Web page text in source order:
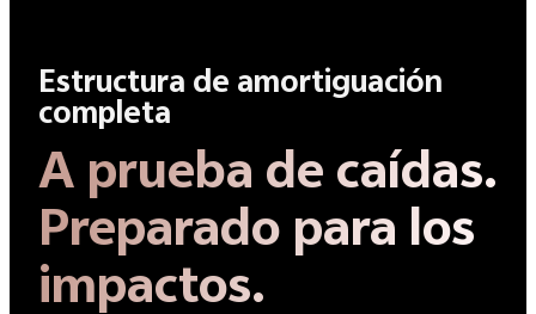
Estructura de amortiguación
completa
A prueba de caídas.
Preparado para los
impactos.